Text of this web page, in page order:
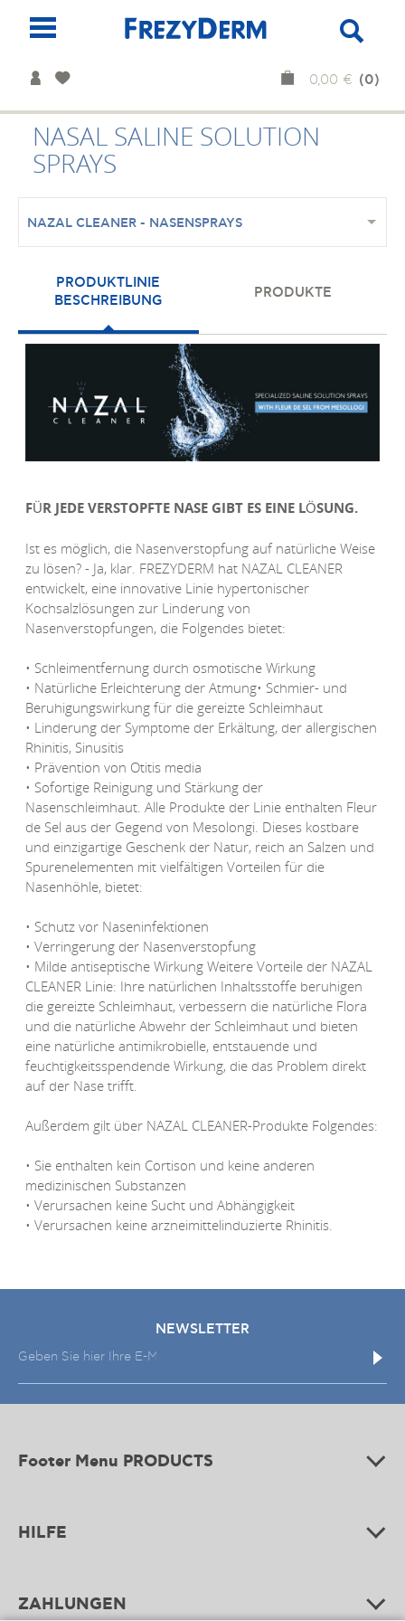
(0)
0,00 €
NASAL SALINE SOLUTION
SPRAYS
NAZAL CLEANER - NASΕΝSPRAYS
PRODUKTLINIE
BESCHREIBUNG
PRODUKTE
FÜR JEDE VERSTOPFTE NASE GIBT ES EINE LÖSUNG.
Ist es möglich, die Nasenverstopfung auf natürliche Weise
zu lösen? - Ja, klar. FREZYDERM hat NAZAL CLEANER
entwickelt, eine innovative Linie hypertonischer
Kochsalzlösungen zur Linderung von
Nasenverstopfungen, die Folgendes bietet:
• Schleimentfernung durch osmotische Wirkung
• Natürliche Erleichterung der Atmung• Schmier- und
Beruhigungswirkung für die gereizte Schleimhaut
• Linderung der Symptome der Erkältung, der allergischen
Rhinitis, Sinusitis
• Prävention von Otitis media
• Sofortige Reinigung und Stärkung der
Nasenschleimhaut. Alle Produkte der Linie enthalten Fleur
de Sel aus der Gegend von Mesolongi. Dieses kostbare
und einzigartige Geschenk der Natur, reich an Salzen und
Spurenelementen mit vielfältigen Vorteilen für die
Nasenhöhle, bietet:
• Schutz vor Naseninfektionen
• Verringerung der Nasenverstopfung
• Milde antiseptische Wirkung Weitere Vorteile der NAZAL
CLEANER Linie: Ihre natürlichen Inhaltsstoffe beruhigen
die gereizte Schleimhaut, verbessern die natürliche Flora
und die natürliche Abwehr der Schleimhaut und bieten
eine natürliche antimikrobielle, entstauende und
feuchtigkeitsspendende Wirkung, die das Problem direkt
auf der Nase trifft.
Außerdem gilt über NAZAL CLEANER-Produkte Folgendes:
• Sie enthalten kein Cortison und keine anderen
medizinischen Substanzen
• Verursachen keine Sucht und Abhängigkeit
• Verursachen keine arzneimittelinduzierte Rhinitis.
NEWSLETTER
Footer Menu PRODUCTS
HILFE
ZAHLUNGEN